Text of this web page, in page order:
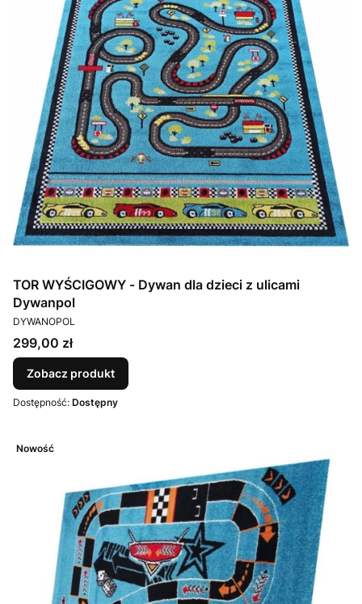
TOR WYŚCIGOWY - Dywan dla dzieci z ulicami
Dywanpol
PRODUCENT
DYWANOPOL
Cena
299,00 zł
Zobacz produkt
Dostępność: Dostępny
Nowość